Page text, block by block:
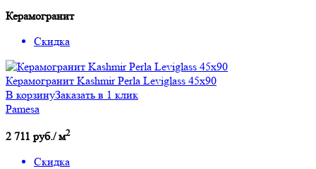
Керамогранит
Скидка
Керамогранит Kashmir Perla Leviglass 45x90
В корзинуЗаказать в 1 клик
Pamesa
2 711 руб./ м2
Скидка